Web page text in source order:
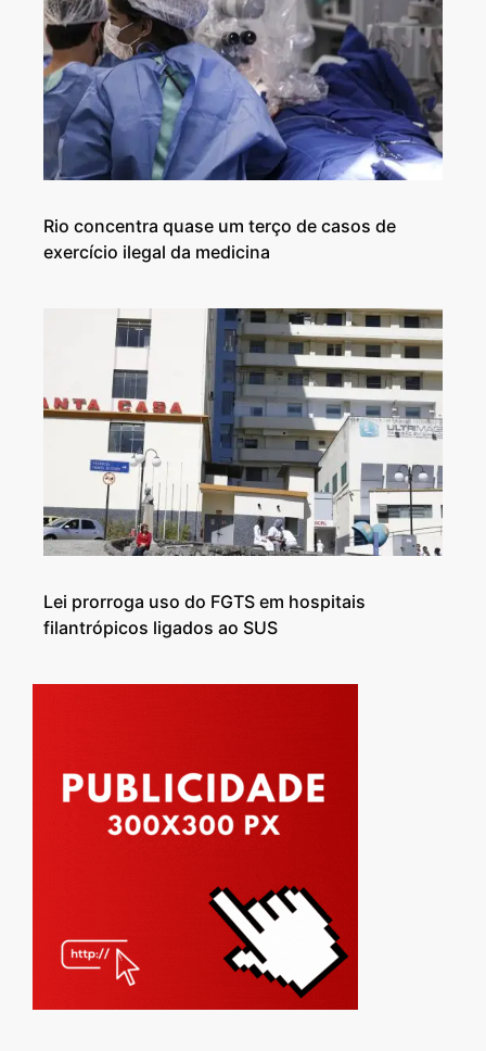
Rio concentra quase um terço de casos de
exercício ilegal da medicina
Lei prorroga uso do FGTS em hospitais
filantrópicos ligados ao SUS